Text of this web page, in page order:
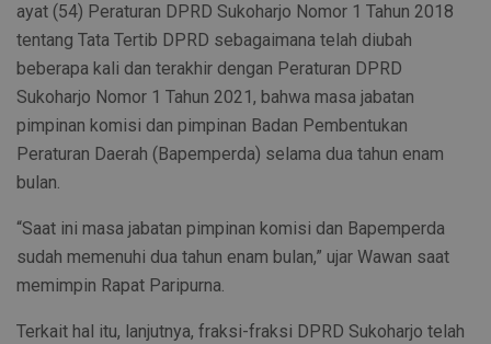
ayat (54) Peraturan DPRD Sukoharjo Nomor 1 Tahun 2018
tentang Tata Tertib DPRD sebagaimana telah diubah
beberapa kali dan terakhir dengan Peraturan DPRD
Sukoharjo Nomor 1 Tahun 2021, bahwa masa jabatan
pimpinan komisi dan pimpinan Badan Pembentukan
Peraturan Daerah (Bapemperda) selama dua tahun enam
bulan.
“Saat ini masa jabatan pimpinan komisi dan Bapemperda
sudah memenuhi dua tahun enam bulan,” ujar Wawan saat
memimpin Rapat Paripurna.
Terkait hal itu, lanjutnya, fraksi-fraksi DPRD Sukoharjo telah